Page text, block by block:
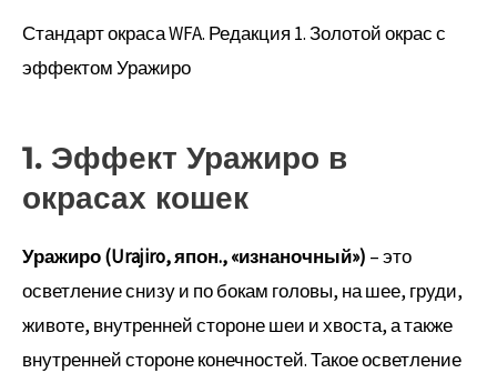
Стандарт окраса WFA. Редакция 1. Золотой окрас с
эффектом Уражиро
1. Эффект Уражиро в
окрасах кошек
Уражиро (Urajiro, япон., «изнаночный») – это
осветление снизу и по бокам головы, на шее, груди,
животе, внутренней стороне шеи и хвоста, а также
внутренней стороне конечностей. Такое осветление